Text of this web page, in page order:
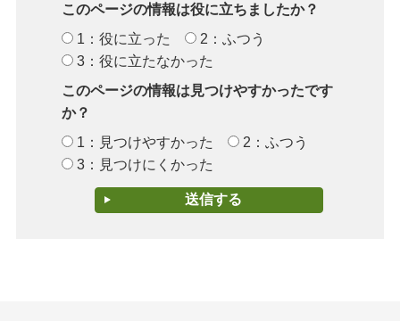
このページの情報は役に立ちましたか？
1：役に立った
2：ふつう
3：役に立たなかった
このページの情報は見つけやすかったです
か？
1：見つけやすかった
2：ふつう
3：見つけにくかった